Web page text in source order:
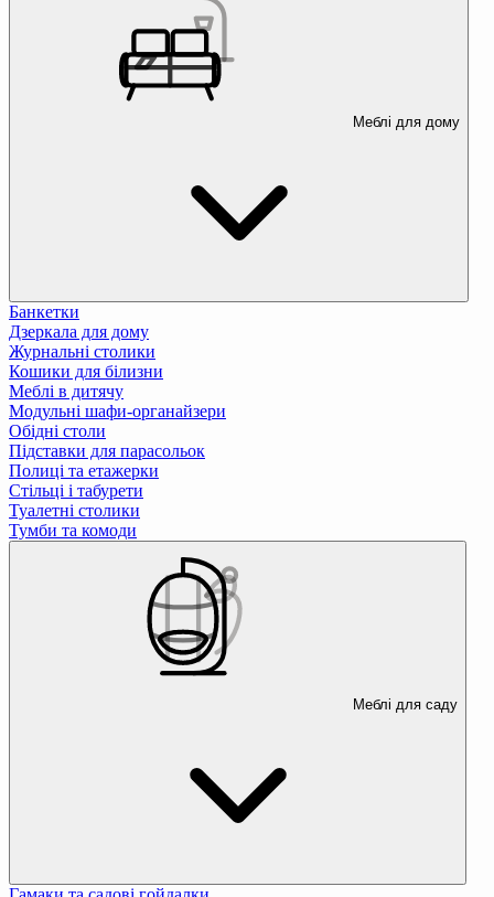
Меблі для дому
Банкетки
Дзеркала для дому
Журнальні столики
Кошики для білизни
Меблі в дитячу
Модульні шафи-органайзери
Обідні столи
Підставки для парасольок
Полиці та етажерки
Стільці і табурети
Туалетні столики
Тумби та комоди
Меблі для саду